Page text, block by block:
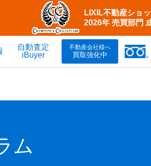
LIXIL不動産ショ
2026年 売買部門
自動査定
iBuyer
不動産会社様へ
買取強化中
ム